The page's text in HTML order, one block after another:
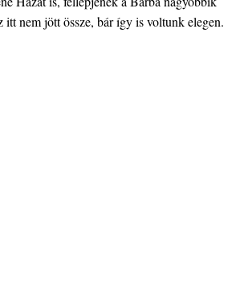
itt nem jött össze, bár így is voltunk elegen.